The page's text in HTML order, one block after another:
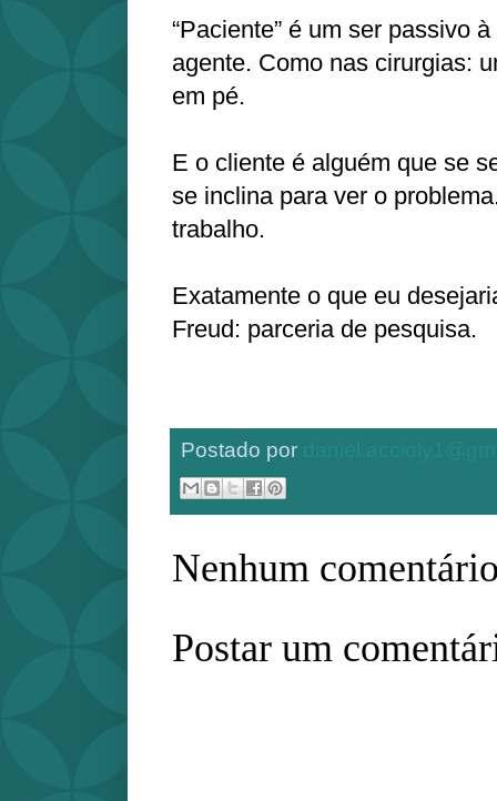
“Paciente” é um ser passivo
agente. Como nas cirurgias:
em pé.
E o cliente é alguém que se
se inclina para ver o
trabalho.
Exatamente o que eu
Freud: parceria de pesquisa.
Postado por
Nenhum
Postar um